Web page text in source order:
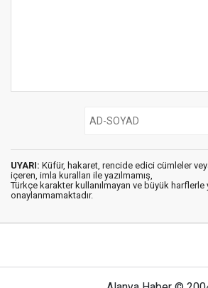
UYARI: Küfür, hakaret, rencide edici cümleler
içeren, imla kuralları ile yazılmamış,
Türkçe karakter kullanılmayan ve büyük harflerle
onaylanmamaktadır.